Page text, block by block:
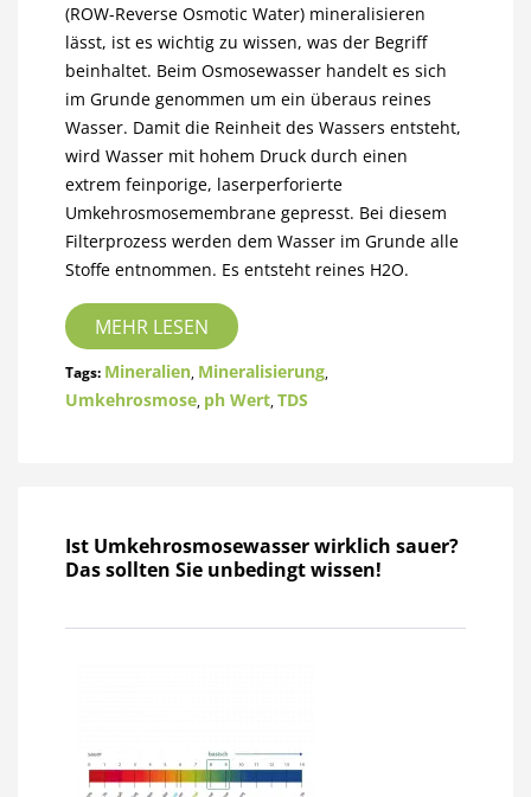
(ROW-Reverse Osmotic Water) mineralisieren
lässt, ist es wichtig zu wissen, was der Begriff
beinhaltet. Beim Osmosewasser handelt es sich
im Grunde genommen um ein überaus reines
Wasser. Damit die Reinheit des Wassers entsteht,
wird Wasser mit hohem Druck durch einen
extrem feinporige, laserperforierte
Umkehrosmosemembrane gepresst. Bei diesem
Filterprozess werden dem Wasser im Grunde alle
Stoffe entnommen. Es entsteht reines H2O.
MEHR LESEN
Tags: Mineralien, Mineralisierung,
Umkehrosmose, ph Wert,TDS
Ist Umkehrosmosewasser wirklich sauer?
Das sollten Sie unbedingt wissen!